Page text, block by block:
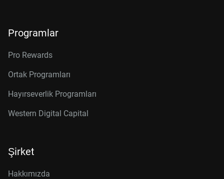
Programlar
Pro Rewards
Ortak Programları
Hayırseverlik Programları
Western Digital Capital
Şirket
Hakkımızda